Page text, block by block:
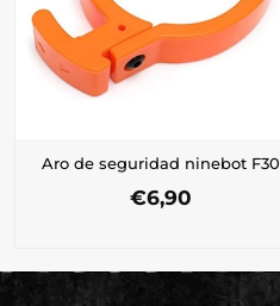
Aro de seguridad ninebot F30
€6,90